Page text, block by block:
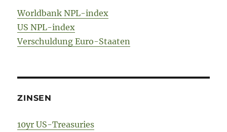
Worldbank NPL-index
US NPL-index
Verschuldung Euro-Staaten
ZINSEN
10yr US-Treasuries